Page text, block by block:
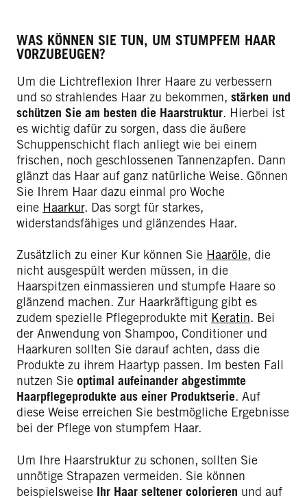
WAS KÖNNEN SIE TUN, UM STUMPFEM HAAR
VORZUBEUGEN?
Um die Lichtreflexion Ihrer Haare zu verbessern
und so strahlendes Haar zu bekommen, stärken und
schützen Sie am besten die Haarstruktur. Hierbei ist
es wichtig dafür zu sorgen, dass die äußere
Schuppenschicht flach anliegt wie bei einem
frischen, noch geschlossenen Tannenzapfen. Dann
glänzt das Haar auf ganz natürliche Weise. Gönnen
Sie Ihrem Haar dazu einmal pro Woche
eine Haarkur. Das sorgt für starkes,
widerstandsfähiges und glänzendes Haar.
Zusätzlich zu einer Kur können Sie Haaröle, die
nicht ausgespült werden müssen, in die
Haarspitzen einmassieren und stumpfe Haare so
glänzend machen. Zur Haarkräftigung gibt es
zudem spezielle Pflegeprodukte mit Keratin. Bei
der Anwendung von Shampoo, Conditioner und
Haarkuren sollten Sie darauf achten, dass die
Produkte zu ihrem Haartyp passen. Im besten Fall
nutzen Sie optimal aufeinander abgestimmte
Haarpflegeprodukte aus einer Produktserie. Auf
diese Weise erreichen Sie bestmögliche Ergebnisse
bei der Pflege von stumpfem Haar.
Um Ihre Haarstruktur zu schonen, sollten Sie
unnötige Strapazen vermeiden. Sie können
beispielsweise Ihr Haar seltener colorieren und auf